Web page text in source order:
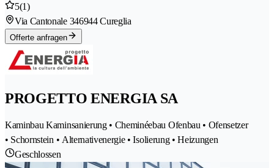
5(1)
Via Cantonale 346944 Cureglia
Offerte anfragen
PROGETTO ENERGIA SA
Kaminbau Kaminsanierung • Cheminéebau Ofenbau • Ofensetzer
• Schornstein • Alternativenergie • Isolierung • Heizungen
Geschlossen